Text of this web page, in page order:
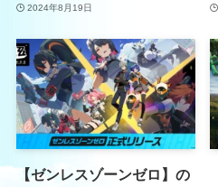
2024年8月19日
【ゼンレスゾーンゼロ】の